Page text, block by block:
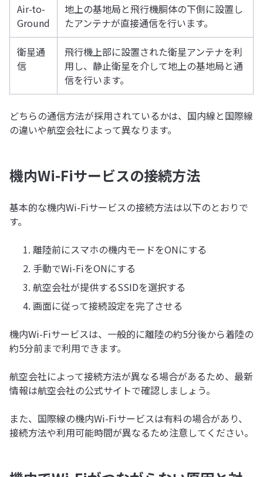
Air-to-
Ground
地上の基地局と飛行機胴体の下側に設置し
たアンテナが直接通信を行います。
衛星通
信
飛行機上部に設置された衛星アンテナを利
用し、静止衛星を介して地上の基地局と通
信を行います。
どちらの通信方法が採用されているかは、国内線と国際線
の違いや航空会社によって異なります。
機内Wi-Fiサービスの接続方法
基本的な機内Wi-Fiサービスの接続方法は以下のとおりで
す。
離陸前にスマホの機内モードをONにする
手動でWi-FiをONにする
航空会社が提供するSSIDを選択する
画面に従って接続設定を完了させる
機内Wi-Fiサービスは、一般的に離陸の約5分後から着陸の
約5分前まで利用できます。
航空会社によって接続方法が異なる場合があるため、最新
情報は航空会社の公式サイトで確認しましょう。
また、国際線の機内Wi-Fiサービスは有料の場合があり、
接続方法や利用可能時間が異なるため注意してください。